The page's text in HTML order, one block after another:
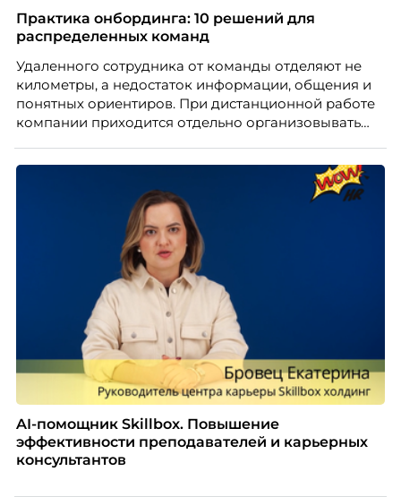
Практика онбординга: 10 решений для
распределенных команд
Удаленного сотрудника от команды отделяют не
километры, а недостаток информации, общения и
понятных ориентиров. При дистанционной работе
компании приходится отдельно организовывать
рассказывает, как выстроить адаптацию
распределенной команды без лишнего контроля и
бесконечных созвонов.
AI-помощник Skillbox. Повышение
эффективности преподавателей и карьерных
консультантов